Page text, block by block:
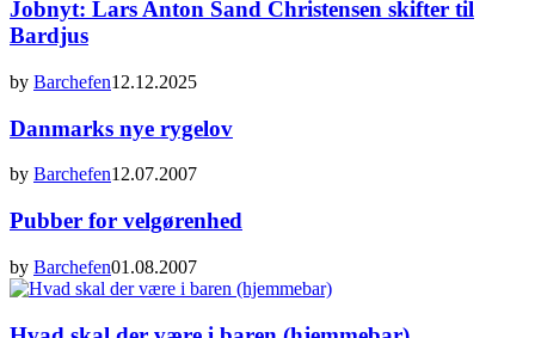
Jobnyt: Lars Anton Sand Christensen skifter til
Bardjus
by Barchefen12.12.2025
Danmarks nye rygelov
by Barchefen12.07.2007
Pubber for velgørenhed
by Barchefen01.08.2007